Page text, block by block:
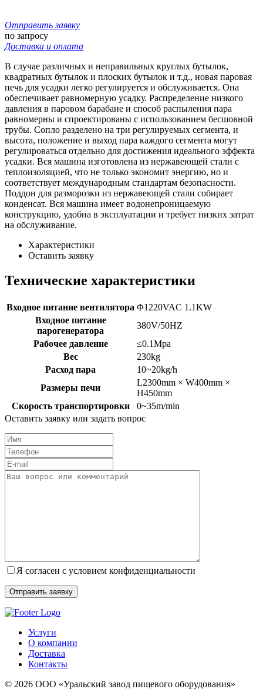
Отправить заявку
по запросу
Доставка и оплата
В случае различных и неправильных круглых бутылок,
квадратных бутылок и плоских бутылок и т.д., новая паровая
печь для усадки легко регулируется и обслуживается. Она
обеспечивает равномерную усадку. Распределение низкого
давления в паровом барабане и способ распыления пара
равномерны и спроектированы с использованием бесшовной
трубы. Сопло разделено на три регулируемых сегмента, и
высота, положение и выход пара каждого сегмента могут
регулироваться отдельно для достижения идеального эффекта
усадки. Вся машина изготовлена из нержавеющей стали с
теплоизоляцией, что не только экономит энергию, но и
соответствует международным стандартам безопасности.
Поддон для разморозки из нержавеющей стали собирает
конденсат. Вся машина имеет водонепроницаемую
конструкцию, удобна в эксплуатации и требует низких затрат
на обслуживание.
Характеристики
Оставить заявку
Технические характеристики
Входное питание вентилятора Φ1220VAC 1.1KW
Входное питание
парогенератора
380V/50HZ
Рабочее давление
≤0.1Mpa
Вес
230kg
Расход пара
10~20kg/h
Размеры печи
L2300mm × W400mm ×
H450mm
Скорость транспортировки
0~35m/min
Оставить заявку или задать вопрос
Я согласен с условием конфиденциальности
Услуги
О компании
Доставка
Контакты
© 2026 ООО «Уральский завод пищевого оборудования»